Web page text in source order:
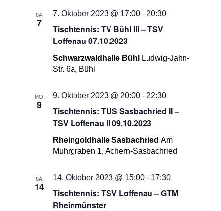
SA.
7
Tischtennis: TV Bühl III – TSV
Loffenau 07.10.2023
7. Oktober 2023 @ 17:00 - 20:30
Schwarzwaldhalle Bühl
Ludwig-Jahn-
Str. 6a, Bühl
MO.
9
Tischtennis: TUS Sasbachried II –
TSV Loffenau II 09.10.2023
9. Oktober 2023 @ 20:00 - 22:30
Rheingoldhalle SasbachriedAm
Muhrgraben 1, Achern-Sasbachried
SA.
14
Tischtennis: TSV Loffenau – GTM
Rheinmünster
14. Oktober 2023 @ 15:00 - 17:30